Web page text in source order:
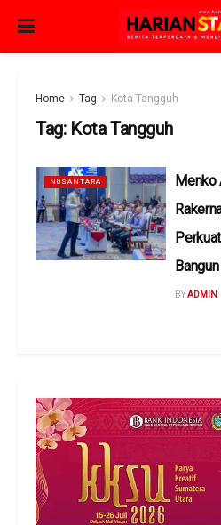
Home Tag Kota Tangguh
Tag: Kota Tangguh
NUSANTARA
Menko
BYADMIN